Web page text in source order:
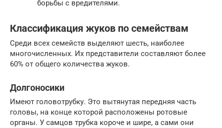
борьбы с вредителями.
Классификация жуков по семействам
Среди всех семейств выделяют шесть, наиболее
многочисленных. Их представители составляют более
60% от общего количества жуков.
Долгоносики
Имеют головотрубку. Это вытянутая передняя часть
головы, на конце которой расположены ротовые
органы. У самцов трубка короче и шире, а сами они